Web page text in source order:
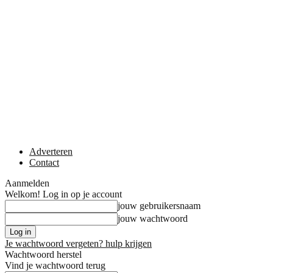
Adverteren
Contact
Aanmelden
Welkom! Log in op je account
jouw gebruikersnaam
jouw wachtwoord
Je wachtwoord vergeten? hulp krijgen
Wachtwoord herstel
Vind je wachtwoord terug